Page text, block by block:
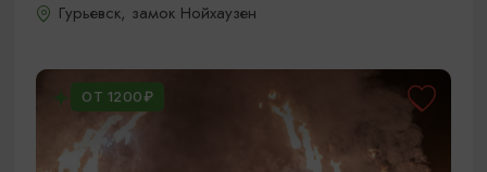
Гурьевск, замок Нойхаузен
ОТ 1200₽